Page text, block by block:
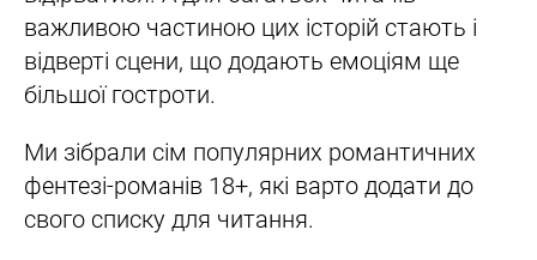
важливою частиною цих історій стають і
відверті сцени, що додають емоціям ще
більшої гостроти.
Ми зібрали сім популярних романтичних
фентезі-романів 18+, які варто додати до
свого списку для читання.